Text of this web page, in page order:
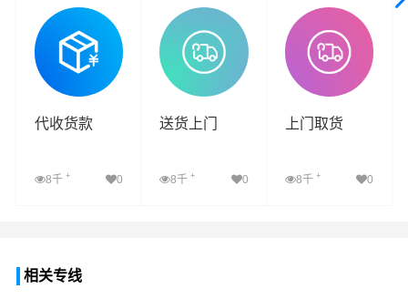
查看详细 查看详细 查看详细
代收货款
8千 + 0
送货上门
8千+ 0
上门取货
8千 + 0
相关专线